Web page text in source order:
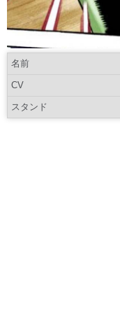
名前
CV
スタンド